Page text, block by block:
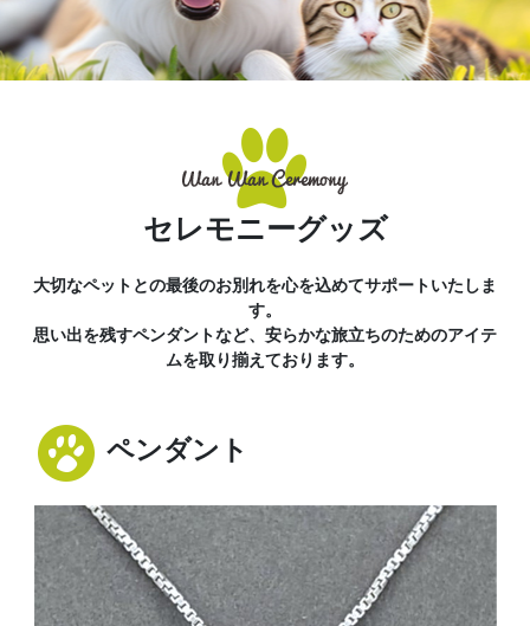
セレモニーグッズ
大切なペットとの最後のお別れを心を込めてサポートいたしま
す。
思い出を残すペンダントなど、安らかな旅立ちのためのアイテ
ムを取り揃えております。
ペンダント